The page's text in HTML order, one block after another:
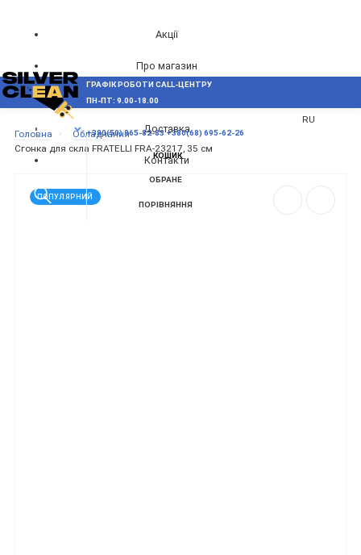
Акції
Про магазин
Блог
Доставка
Контакти
RU
МЕНЮ
ГРАФІК РОБОТИ CALL-ЦЕНТРУ
ПН-ПТ: 9.00-18.00
+380(50) 865-82-83 +380(68) 695-62-26
КОШИК
ОБРАНЕ
ПОРІВНЯННЯ
Головна
Обладнання
Сгонка для скла FRATELLI FRA-23217, 35 см
ПОПУЛЯРНИЙ